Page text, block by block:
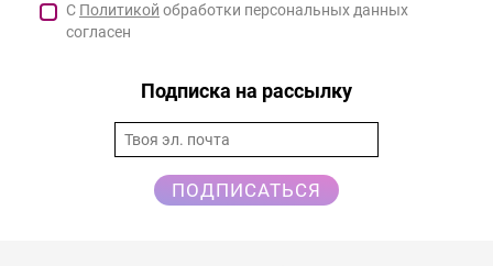
С Политикой обработки персональных данных
согласен
Подписка на рассылку
ПОДПИСАТЬСЯ